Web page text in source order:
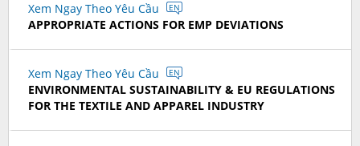
Xem Ngay Theo Yêu Cầu EN
APPROPRIATE ACTIONS FOR EMP DEVIATIONS
Xem Ngay Theo Yêu Cầu EN
ENVIRONMENTAL SUSTAINABILITY & EU REGULATIONS
FOR THE TEXTILE AND APPAREL INDUSTRY